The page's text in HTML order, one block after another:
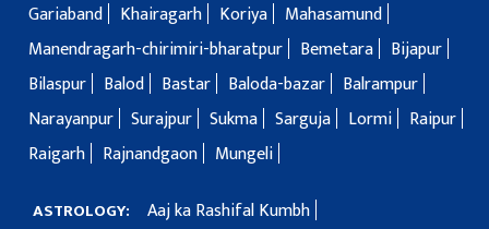
Gariaband
Khairagarh Koriya
Mahasamund
Manendragarh-chirimiri-bharatpur
Bemetara
Bijapur
Bilaspur
Balod Bastar Baloda-bazar
Balrampur
Narayanpur Surajpur Sukma Sarguja Lormi
Raipur
Raigarh
Rajnandgaon Mungeli
ASTROLOGY:
Aaj ka Rashifal Kumbh